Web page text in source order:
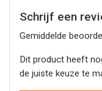
Schrijf een
Gemiddelde
Dit product heeft
de juiste keuze te